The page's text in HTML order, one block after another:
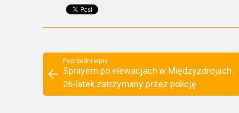
Poprzedni wpis
Sprayem po elewacjach w Międzyzdrojach.
26-latek zatrzymany przez policję